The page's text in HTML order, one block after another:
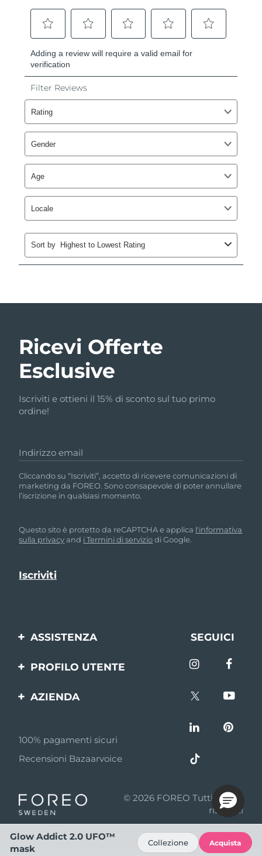
Ricevi Offerte
Esclusive
Iscriviti e ottieni il 15% di sconto sul tuo primo
ordine!
Indirizzo email
Cliccando su “Iscriviti”, accetto di ricevere comunicazioni di
marketing da FOREO. Sono consapevole di poter annullare
l’iscrizione in qualsiasi momento.
Questo sito è protetto da reCAPTCHA e applica l'informativa
sulla privacyand i Termini di serviziodi Google.
ASSISTENZA
Contattaci
batteria
SEGUICI
PROFILO UTENTE
prodotto
AZIENDA
Affiliazione
Notizie di affiliazione
Rivenditori
Termini di Utilizzo
100% pagamenti sicuri
Recensioni Bazaarvoice
© 2026 FOREO Tutti i diritti
riservati
Glow Addict 2.0 UFO™
mask
Collezione Acquista